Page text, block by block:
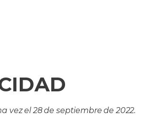
el 28 de septiembre de 2022.